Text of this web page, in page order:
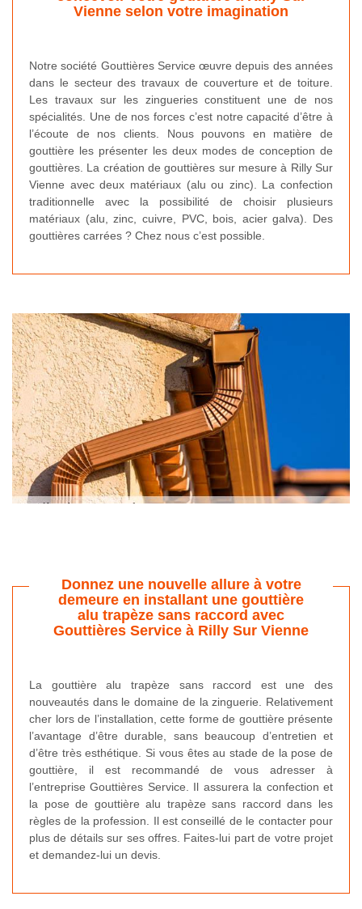
Vienne selon votre imagination
Notre société Gouttières Service œuvre depuis des années
dans le secteur des travaux de couverture et de toiture.
Les travaux sur les zingueries constituent une de nos
spécialités. Une de nos forces c’est notre capacité d’être à
l’écoute de nos clients. Nous pouvons en matière de
gouttière les présenter les deux modes de conception de
gouttières. La création de gouttières sur mesure à Rilly Sur
Vienne avec deux matériaux (alu ou zinc). La confection
traditionnelle avec la possibilité de choisir plusieurs
matériaux (alu, zinc, cuivre, PVC, bois, acier galva). Des
gouttières carrées ? Chez nous c’est possible.
Donnez une nouvelle allure à votre
demeure en installant une gouttière
alu trapèze sans raccord avec
Gouttières Service à Rilly Sur Vienne
La gouttière alu trapèze sans raccord est une des
nouveautés dans le domaine de la zinguerie. Relativement
cher lors de l’installation, cette forme de gouttière présente
l’avantage d’être durable, sans beaucoup d’entretien et
d’être très esthétique. Si vous êtes au stade de la pose de
gouttière, il est recommandé de vous adresser à
l’entreprise Gouttières Service. Il assurera la confection et
la pose de gouttière alu trapèze sans raccord dans les
règles de la profession. Il est conseillé de le contacter pour
plus de détails sur ses offres. Faites-lui part de votre projet
et demandez-lui un devis.